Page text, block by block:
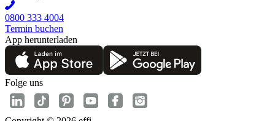
0800 333 4004
Termin buchen
App herunterladen
Folge uns